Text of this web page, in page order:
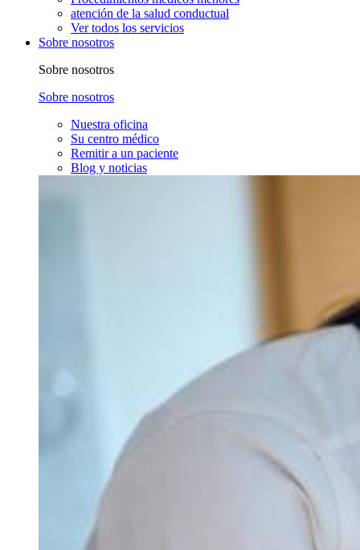
atención de la salud conductual
Ver todos los servicios
Sobre nosotros
Sobre nosotros
Sobre nosotros
Nuestra oficina
Su centro médico
Remitir a un paciente
Blog y noticias